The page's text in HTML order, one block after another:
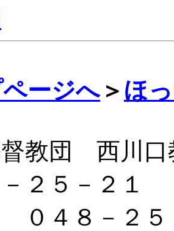
ページへ＞ ほ
督教団 西川
２５－２１
０４８－２